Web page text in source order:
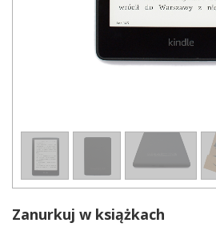
Zanurkuj w książkach